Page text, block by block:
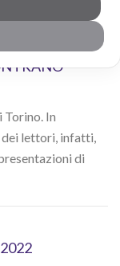
DI TORINO:
Torino. In
dei lettori, infatti,
di